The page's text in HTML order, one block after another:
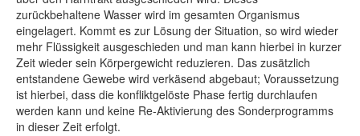
zurückbehaltene Wasser wird im gesamten Organismus
eingelagert. Kommt es zur Lösung der Situation, so wird wieder
mehr Flüssigkeit ausgeschieden und man kann hierbei in kurzer
Zeit wieder sein Körpergewicht reduzieren. Das zusätzlich
entstandene Gewebe wird verkäsend abgebaut; Voraussetzung
ist hierbei, dass die konfliktgelöste Phase fertig durchlaufen
werden kann und keine Re-Aktivierung des Sonderprogramms
in dieser Zeit erfolgt.